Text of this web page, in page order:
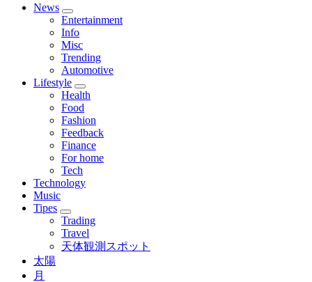
News
Entertainment
Info
Misc
Trending
Automotive
Lifestyle
Health
Food
Fashion
Feedback
Finance
For home
Tech
Technology
Music
Tipes
Trading
Travel
天体観測スポット
太陽
月